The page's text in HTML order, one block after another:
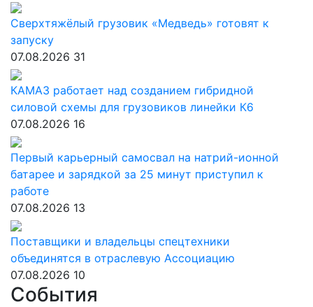
Сверхтяжёлый грузовик «Медведь» готовят к
запуску
07.08.2026 31
КАМАЗ работает над созданием гибридной
силовой схемы для грузовиков линейки К6
07.08.2026 16
Первый карьерный самосвал на натрий-ионной
батарее и зарядкой за 25 минут приступил к
работе
07.08.2026 13
Поставщики и владельцы спецтехники
объединятся в отраслевую Ассоциацию
07.08.2026 10
События